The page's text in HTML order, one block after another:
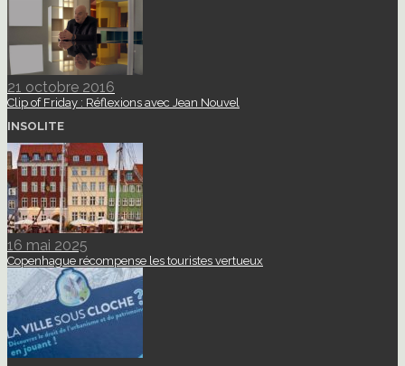
21 octobre 2016
Clip of Friday : Réflexions avec Jean Nouvel
INSOLITE
16 mai 2025
Copenhague récompense les touristes vertueux